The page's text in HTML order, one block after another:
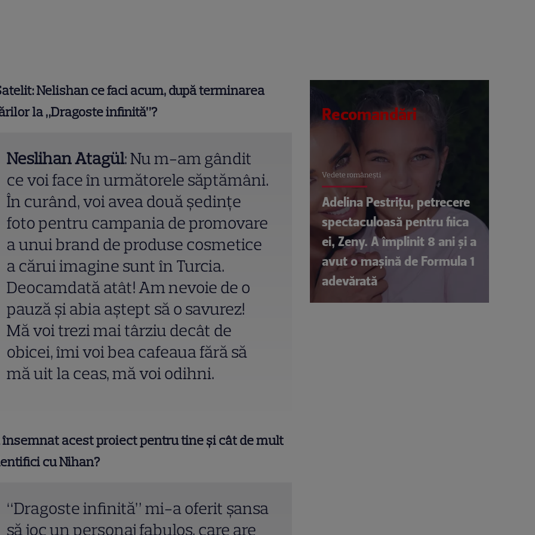
Nelishan ce faci acum, după terminarea
la „Dragoste infinită”?
Neslihan Atagül: Nu m-am gândit
ce voi face în următorele săptămâni.
În curând, voi avea două şedinţe
foto pentru campania de promovare
a unui brand de produse cosmetice
a cărui imagine sunt în Turcia.
Deocamdată atât! Am nevoie de o
pauză şi abia aştept să o savurez!
Mă voi trezi mai târziu decât de
obicei, îmi voi bea cafeaua fără să
mă uit la ceas, mă voi odihni.
însemnat acest proiect pentru tine şi cât de mult
cu Nihan?
“Dragoste infinită” mi-a oferit şansa
să joc un personaj fabulos, care are
Recomandări
Vedete româneşti
Adelina Pestrițu, petrecere
spectaculoasă pentru fiica
ei, Zeny. A împlinit 8 ani și a
avut o mașină de Formula 1
adevărată